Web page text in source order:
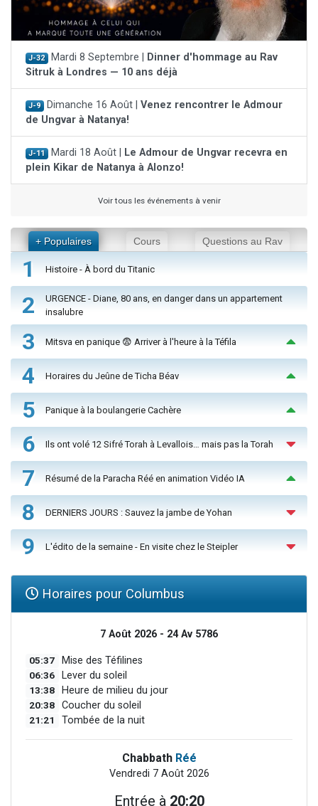
J-32 Mardi 8 Septembre |
Dinner d'hommage au Rav
Sitruk à Londres — 10 ans déjà
J-9 Dimanche 16 Août | Venez rencontrer le Admour
de Ungvar à Natanya!
J-11 Mardi 18 Août |
Le Admour de Ungvar recevra en
plein Kikar de Natanya à Alonzo!
Voir tous les événements à venir
+ Populaires Cours Questions au Rav
1 Histoire - À bord du Titanic
2
URGENCE - Diane, 80 ans, en danger dans un appartement
insalubre
3 Mitsva en panique 😨 Arriver à l'heure à la Téfila
4 Horaires du Jeûne de Ticha Béav
5 Panique à la boulangerie Cachère
6 Ils ont volé 12 Sifré Torah à Levallois… mais pas la Torah
7 Résumé de la Paracha Réé en animation Vidéo IA
8 DERNIERS JOURS : Sauvez la jambe de Yohan
9 L'édito de la semaine - En visite chez le Steipler
Horaires pour Columbus
7 Août 2026 - 24 Av 5786
05:37 Mise des Téfilines
06:36 Lever du soleil
13:38 Heure de milieu du jour
20:38 Coucher du soleil
21:21 Tombée de la nuit
Chabbath Réé
Vendredi 7 Août 2026
Entrée à 20:20